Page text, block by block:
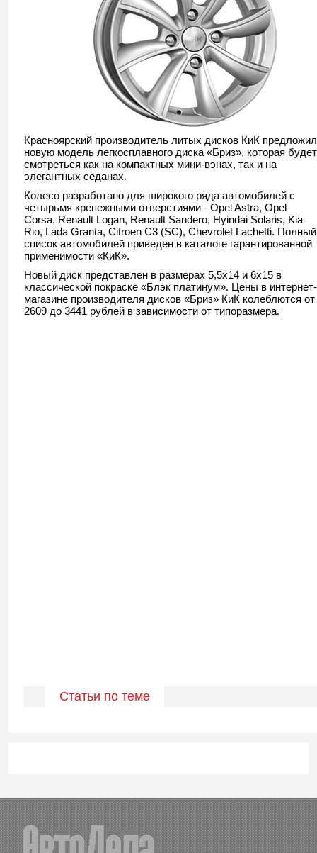
Красноярский производитель литых дисков КиК предложил
новую модель легкосплавного диска «Бриз», которая будет
смотреться как на компактных мини-вэнах, так и на
элегантных седанах.
Колесо разработано для широкого ряда автомобилей с
четырьмя крепежными отверстиями - Opel Astra, Opel
Corsa, Renault Logan, Renault Sandero, Hyindai Solaris, Kia
Rio, Lada Granta, Citroen C3 (SC), Chevrolet Lachetti. Полный
список автомобилей приведен в каталоге гарантированной
применимости «КиК».
Новый диск представлен в размерах 5,5х14 и 6х15 в
классической покраске «Блэк платинум». Цены в интернет-
магазине производителя дисков «Бриз» КиК колеблются от
2609 до 3441 рублей в зависимости от типоразмера.
Статьи по теме